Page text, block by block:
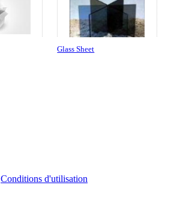
Glass Sheet
Conditions d'utilisation